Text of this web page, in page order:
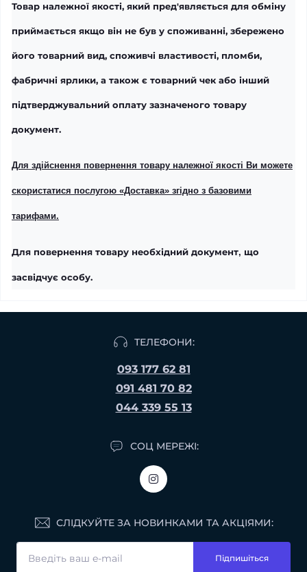
Товар належної якості, який пред'являється для обміну
приймається якщо він не був у споживанні, збережено
його товарний вид, споживчі властивості, пломби,
фабричні ярлики, а також є товарний чек або інший
підтверджувальний оплату зазначеного товару
документ.
Для здійснення повернення товару належної якості Ви можете
скористатися послугою «Доставка» згідно з базовими
тарифами.
Для повернення товару необхідний документ, що
засвідчує особу.
ТЕЛЕФОНИ:
093 177 62 81
091 481 70 82
044 339 55 13
СОЦ МЕРЕЖІ:
СЛІДКУЙТЕ ЗА НОВИНКАМИ ТА АКЦІЯМИ:
Підпишіться